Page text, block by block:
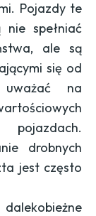
Pojazdy te
spełniać
ale są
się od
na
drobnych
jest często